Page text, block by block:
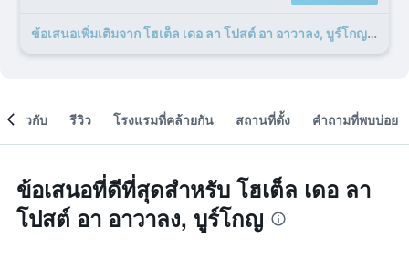
ข้อเสนอเพิ่มเติมจาก โฮเต็ล เดอ ลา โปสต์ อา อาวาลง, บูร์โกญ 9 รายการ
เกี่ยวกับ รีวิว โรงแรมที่คล้ายกัน สถานที่ตั้ง คำถามที่พบบ่อย
ข้อเสนอที่ดีที่สุดสำหรับ โฮเต็ล เดอ ลา
โปสต์ อา อาวาลง, บูร์โกญ